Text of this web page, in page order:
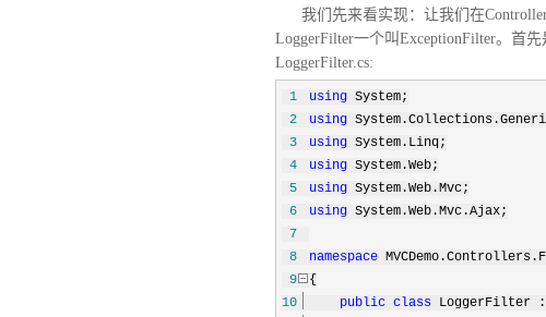
我们先来看实现：让我们在
LoggerFilter一个叫ExceptionFilter。首先
LoggerFilter.cs:
1 using System;
2
using
3
using System.Linq;
4
using System.Web;
5
using System.Web.Mvc;
6
using System.Web.Mvc.Ajax;
7
8
namespace
9
{
10
public class LoggerFilter